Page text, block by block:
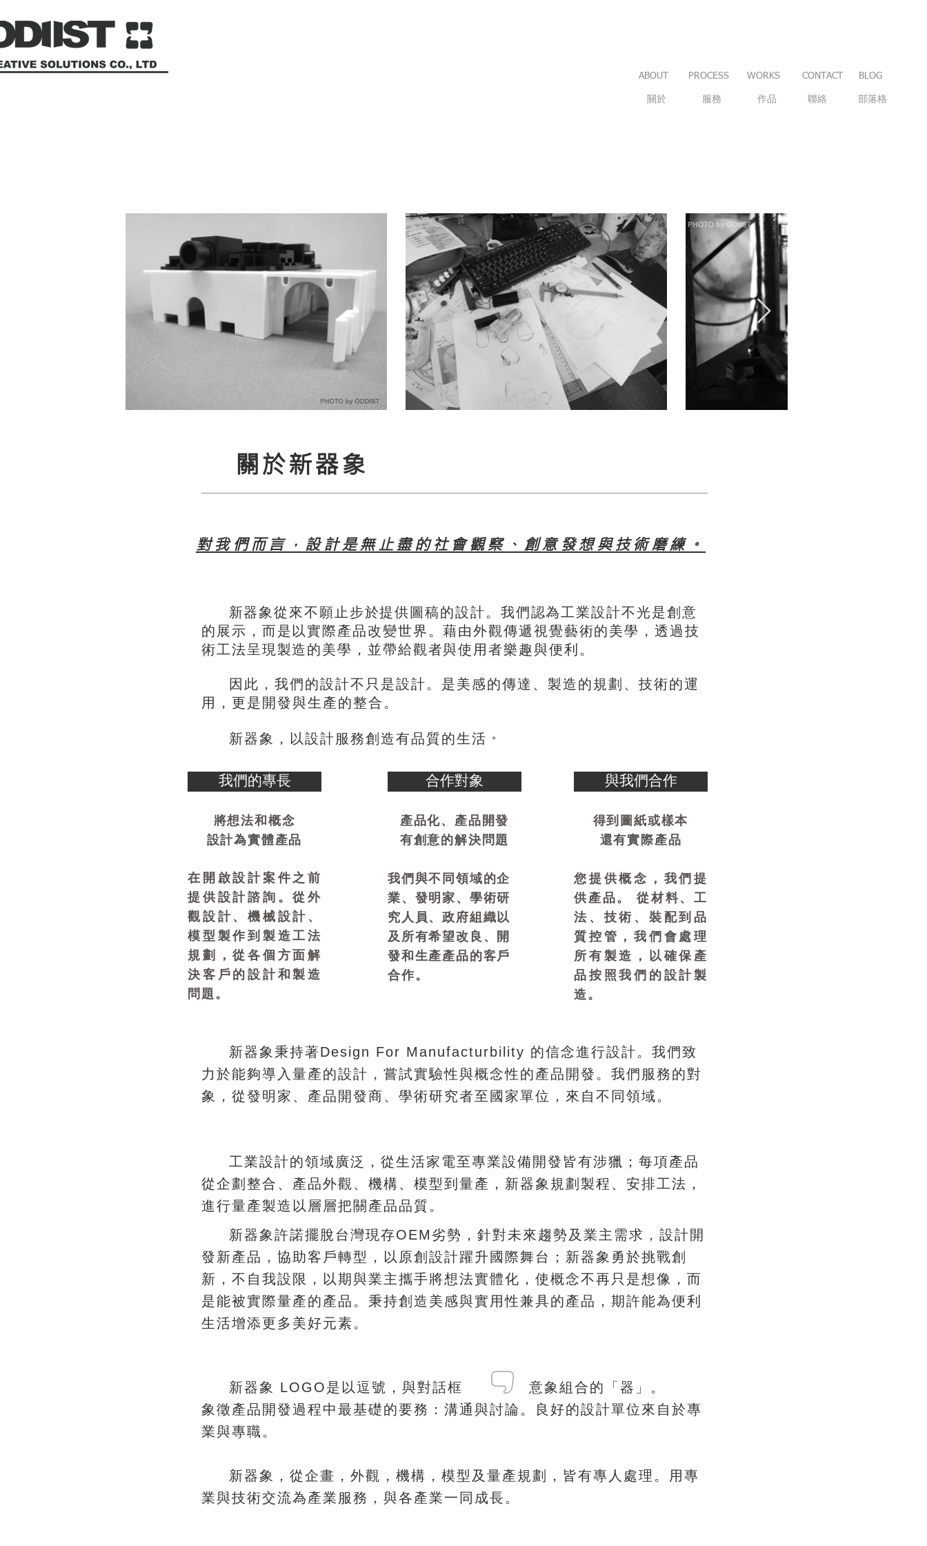
ABOUT
關於
PROCESS
服務
WORKS CONTACT
作品 聯絡 部落格
BLOG
關於新器象
對我們而言，設計是無止盡的社會觀察、創意發想與技術磨練。
新器象從來不願止步於提供圖稿的設計。 我們認為工業設計不光是創意
的展示 ， 而是以實際產品改變世界 。藉由外觀傳遞視覺藝術的美學 ，透過技
術工法呈現製造的美學 ， 並帶給觀者與使用者樂趣與便利 。
因此 ， 我們的設計不只是設計。 是美感的傳達 、 製造的規劃 、 技術的運
用
， 更是開發與生產的整合。
新器象 ， 以設計服務創造有品質的生活 。
我們的專長
將想法和概念
設計為實體產品
在開啟設計案件之前
提供設計諮詢。從外
觀設計、機械設計、
模型製作到製造工法
規劃，從各個方面解
決客戶的設計和製造
問題。
合作對象
產品化、產品開發
有創意的解決問題
我們與不同領域的企
業、發明家、學術研
究人員、政府組織以
及所有希望改良、開
發和生產產品的客戶
合作。
與我們合作
得到圖紙或樣本
還有實際產品
您提供概念，我們提
供產品。 從材料、工
法、技術、裝配到品
質控管，我們會處理
所有製造，以確保產
品按照我們的設計製
造。
新器象秉持著Design For Manufacturbility 的信念進行設計。 我們致
力於能夠導入量產的設計 ， 嘗試實驗性與概念性的產品開發 。 我們服務的對
象
， 從發明家 、 產品開發商 、 學術研究者至國家單位 ， 來自不同領域。
工業設計的領域廣泛 ， 從生活家電至專業設備開發皆有涉獵 ； 每項產品
從企劃整合 、 產品外觀、 機構、 模型到量產 ， 新器象規劃製程 、 安排工法 ，
進行量產製造以層層把關產品品質 。
新器象許諾擺脫台灣現存OEM劣勢 ， 針對未來趨勢及業主需求 ， 設計開
發新產品 ， 協助客戶轉型 ， 以原創設計躍升國際舞台 ； 新器象勇於挑戰創
新 ， 不自我設限 ， 以期與業主攜手將想法實體化 ， 使概念不再只是想像 ， 而
是能被實際量產的產品 。 秉持創造美感與實用性兼具的產品 ， 期許能為便利
生活增添更多美好元素。
新器象 LOGO是以逗號 ， 與對話框 意象組合的「器」 。
​象徵產品開發過程中最基礎的要務 ： 溝通與討論 。
良好的設計單位來自於專
業與專職 。
新器象 ， 從企畫 ， 外觀 ， 機構 ， 模型及量產規劃 ， 皆有專人處理 。
用專
業與技術交流為產業服務 ， 與各產業一同成長。